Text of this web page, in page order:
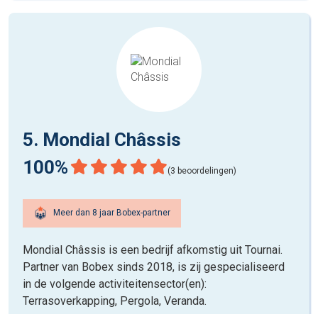
5. Mondial Châssis
100%
(3 beoordelingen)
Meer dan 8 jaar Bobex-partner
Mondial Châssis is een bedrijf afkomstig uit Tournai.
Partner van Bobex sinds 2018, is zij gespecialiseerd
in de volgende activiteitensector(en):
Terrasoverkapping, Pergola, Veranda.